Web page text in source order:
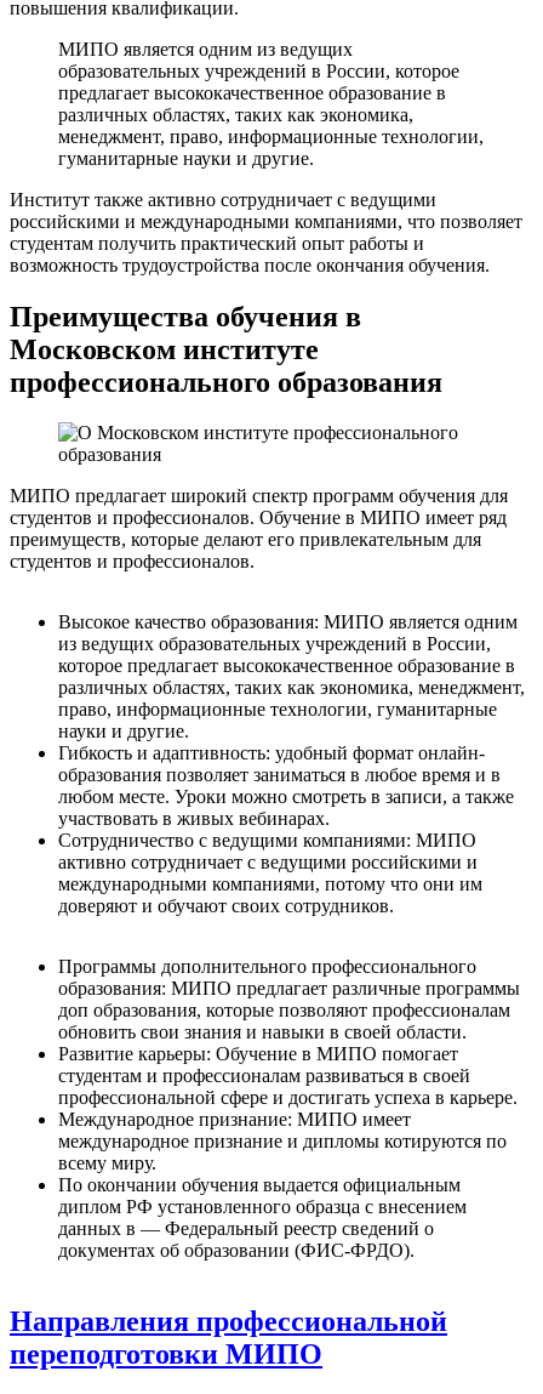
повышения квалификации.
МИПО является одним из ведущих
образовательных учреждений в России, которое
предлагает высококачественное образование в
различных областях, таких как экономика,
менеджмент, право, информационные технологии,
гуманитарные науки и другие.
Институт также активно сотрудничает с ведущими
российскими и международными компаниями, что позволяет
студентам получить практический опыт работы и
возможность трудоустройства после окончания обучения.
Преимущества обучения в
Московском институте
профессионального образования
МИПО предлагает широкий спектр программ обучения для
студентов и профессионалов. Обучение в МИПО имеет ряд
преимуществ, которые делают его привлекательным для
студентов и профессионалов.
Высокое качество образования: МИПО является одним
из ведущих образовательных учреждений в России,
которое предлагает высококачественное образование в
различных областях, таких как экономика, менеджмент,
право, информационные технологии, гуманитарные
науки и другие.
Гибкость и адаптивность: удобный формат онлайн-
образования позволяет заниматься в любое время и в
любом месте. Уроки можно смотреть в записи, а также
участвовать в живых вебинарах.
Сотрудничество с ведущими компаниями: МИПО
активно сотрудничает с ведущими российскими и
международными компаниями, потому что они им
доверяют и обучают своих сотрудников.
Программы дополнительного профессионального
образования: МИПО предлагает различные программы
доп образования, которые позволяют профессионалам
обновить свои знания и навыки в своей области.
Развитие карьеры: Обучение в МИПО помогает
студентам и профессионалам развиваться в своей
профессиональной сфере и достигать успеха в карьере.
Международное признание: МИПО имеет
международное признание и дипломы котируются по
всему миру.
По окончании обучения выдается официальным
диплом РФ установленного образца с внесением
данных в — Федеральный реестр сведений о
документах об образовании (ФИС-ФРДО).
Направления профессиональной
переподготовки МИПО